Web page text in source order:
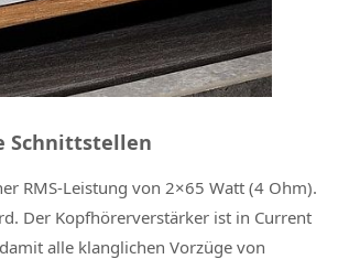
Schnittstellen
RMS-Leistung von 2×65 Watt (4 Ohm).
Der Kopfhörerverstärker ist in Current
alle klanglichen Vorzüge von